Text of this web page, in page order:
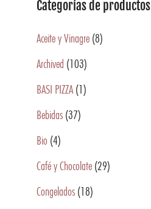
Categorías de productos
Aceite y Vinagre (8)
Archived (103)
BASI PIZZA (1)
Bebidas (37)
Bio (4)
Café y Chocolate (29)
Congelados (18)